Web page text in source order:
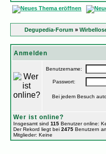
Degupedia-Forum »
Anmelden
Benutzername:
Passwort:
Bei jedem Besuch
Wer ist online?
Insgesamt sind 115Benutzer online:
Der Rekord liegt bei 2475Benutzern
Mitglieder: Keine